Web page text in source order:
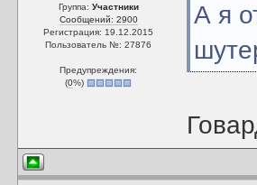
Группа: Участники
Сообщений: 2900
Регистрация: 19.12.2015
Пользователь №: 27876
Предупреждения:
(0%)
А я